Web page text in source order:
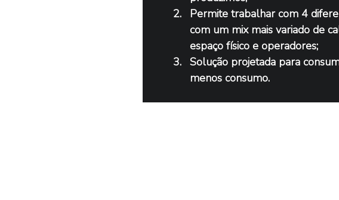
Permite trabalhar com 4
com um mix mais variado de
espaço físico e operadores;
Solução projetada para
menos consumo.